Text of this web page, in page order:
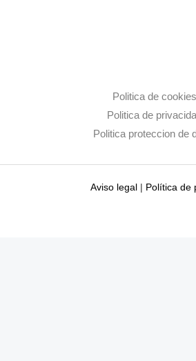
Politica de cookies
Politica de
Politica proteccion de
Aviso legal Política de